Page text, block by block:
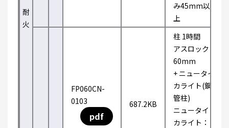
耐
火
み45mm以
上
FP060CN-
0103
pdf
687.2KB
柱 1時間
アスロック
60mm
+ ニュータイ
カライト(鋼
管柱)
ニュータイ
カライト：